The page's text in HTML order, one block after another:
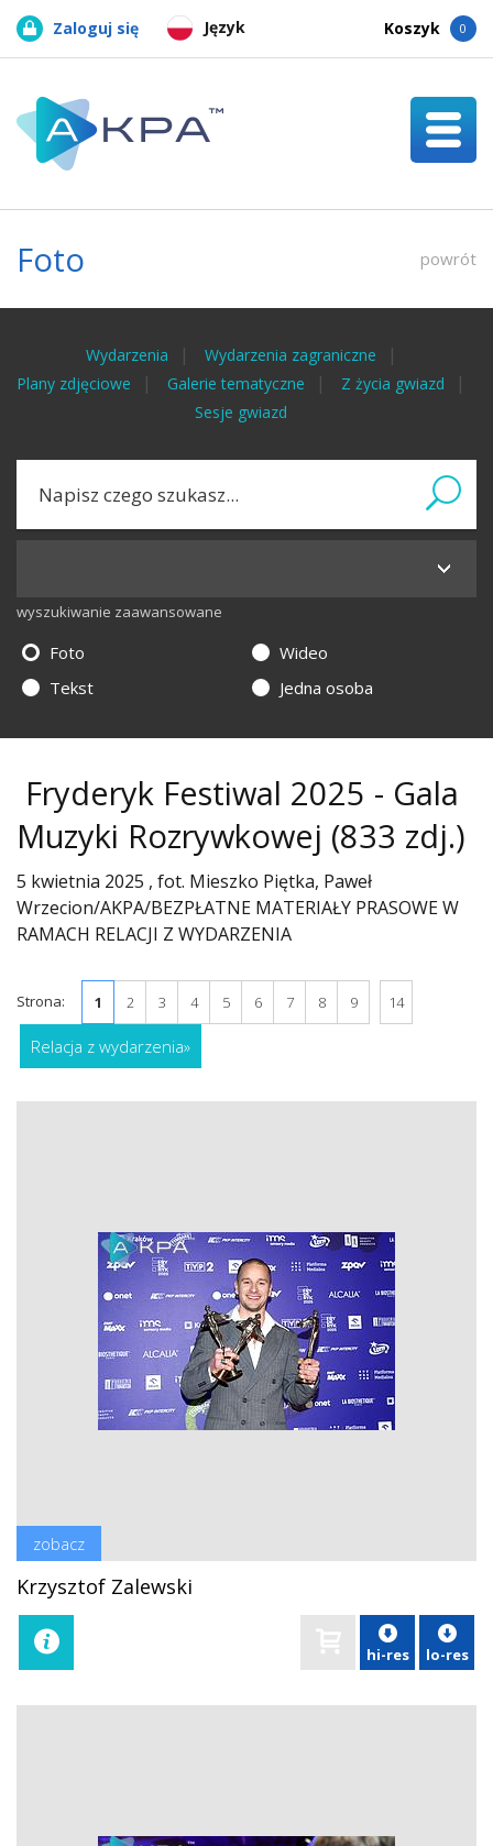
Język
Zaloguj się Koszyk 0
Foto powrót
Wydarzenia
Wydarzenia zagraniczne
Plany zdjęciowe
Galerie tematyczne
Z życia gwiazd
Sesje gwiazd
wyszukiwanie zaawansowane
Foto
Wideo
Tekst
Jedna osoba
Fryderyk Festiwal 2025 - Gala
Muzyki Rozrywkowej (833 zdj.)
5 kwietnia 2025 , fot. Mieszko Piętka, Paweł
Wrzecion/AKPA/BEZPŁATNE MATERIAŁY PRASOWE W
RAMACH RELACJI Z WYDARZENIA
Strona: 1 2 3 4 5 6 7 8 9 14
Relacja z wydarzenia»
zobacz
Krzysztof Zalewski
hi-res lo-res